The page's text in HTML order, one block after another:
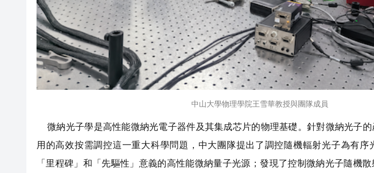
中山大學物理學院王雪華教授與團隊成員
微納光子學是高性能微納光電子器件及其集成芯片的物理基礎。針對微納光子
用的高效按需調控這一重大科學問題，中大團隊提出了調控隨機輻射光子為有序
「里程碑」和「先驅性」意義的高性能微納量子光源；發現了控制微納光子隨機